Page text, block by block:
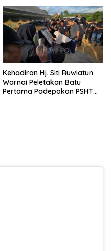
Kehadiran Hj. Siti Ruwiatun
Warnai Peletakan Batu
Pertama Padepokan PSHT